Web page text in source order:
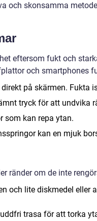
och skonsamma
eftersom fukt och
och smartphones
på skärmen. Fukta
tryck för att undvika
som kan repa ytan.
kan en mjuk
ränder om de inte
och lite diskmedel eller
trasa för att torka